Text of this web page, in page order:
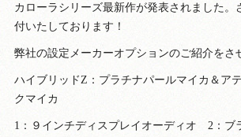
カローラシリーズ最新作が発表されました。
付いたしております！
弊社の設定メーカーオプションのご紹介をさ
ハイブリッドZ：プラチナパールマイカ＆ア
クマイカ
1：９インチディスプレイオーディオ 2：ブ